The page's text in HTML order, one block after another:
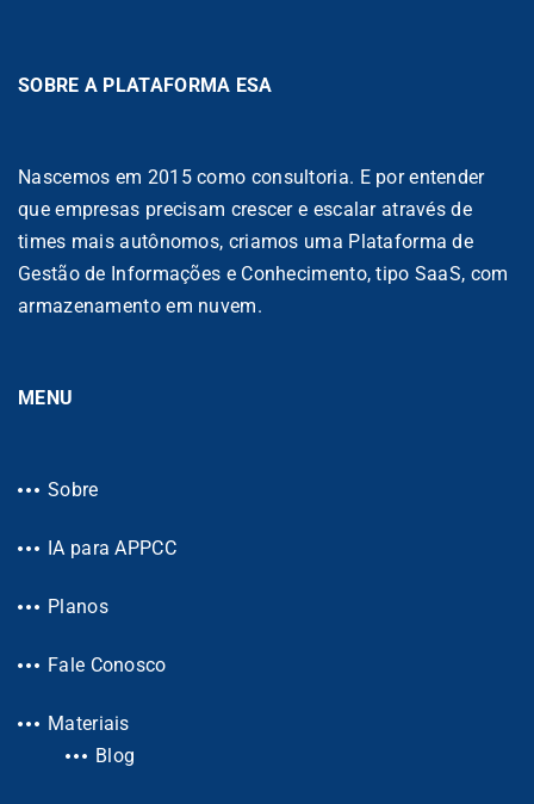
SOBRE A PLATAFORMA ESA
Nascemos em 2015 como consultoria. E por entender
que empresas precisam crescer e escalar através de
times mais autônomos, criamos uma Plataforma de
Gestão de Informações e Conhecimento, tipo SaaS, com
armazenamento em nuvem.
MENU
Sobre
IA para APPCC
Planos
Fale Conosco
Materiais
Blog